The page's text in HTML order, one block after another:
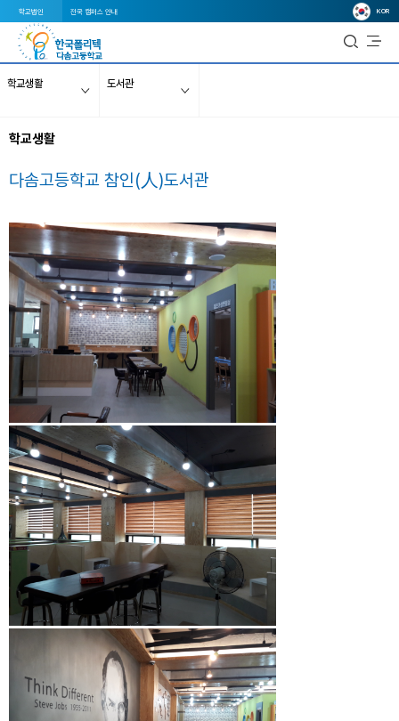
학교법인 전국 캠퍼스 안내 KOR
학교생활 도서관
학교생활
다솜고등학교 참인(人)도서관